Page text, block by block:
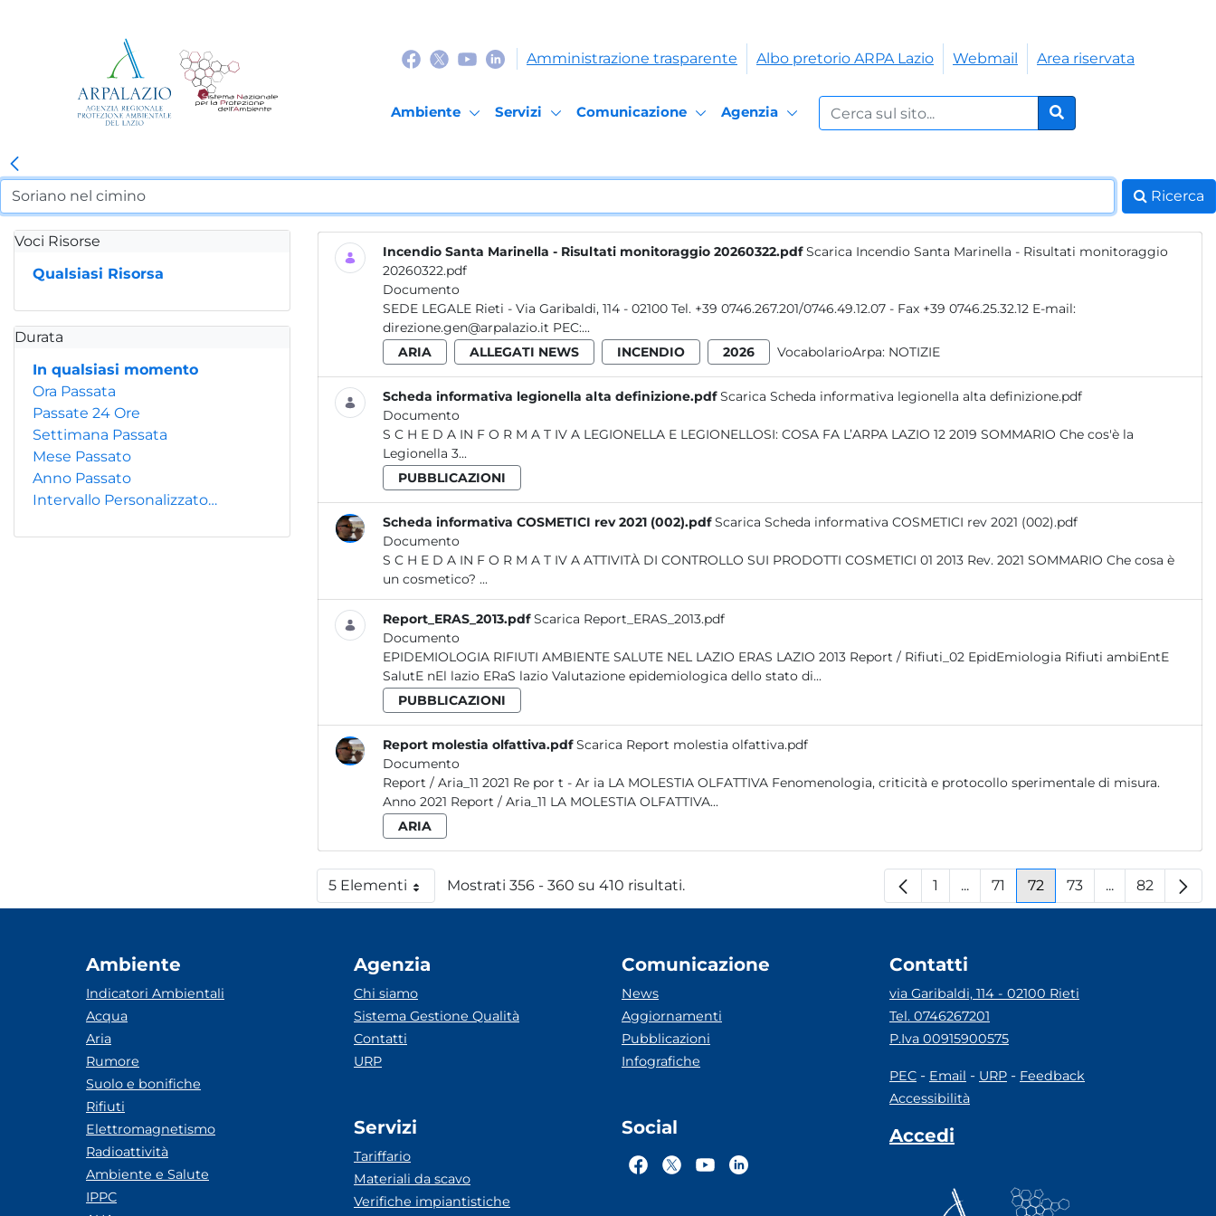
Amministrazione trasparente Albo pretorio ARPA Lazio Webmail Area riservata
Ambiente Servizi Comunicazione Agenzia
Cerca nel sito:
Cerca
Ricerca
Voci Risorse
Qualsiasi Risorsa
Durata
In qualsiasi momento
Ora Passata
Passate 24 Ore
Settimana Passata
Mese Passato
Anno Passato
Intervallo Personalizzato…
Incendio Santa Marinella - Risultati monitoraggio 20260322.pdf Scarica Incendio Santa Marinella - Risultati monitoraggio
20260322.pdf
Documento
SEDE LEGALE Rieti - Via Garibaldi, 114 - 02100 Tel. +39 0746.267.201/0746.49.12.07 - Fax +39 0746.25.32.12 E-mail:
direzione.gen@arpalazio.it PEC:...
ARIA
ALLEGATI NEWS INCENDIO 2026 VocabolarioArpa: NOTIZIE
Scheda informativa legionella alta definizione.pdf Scarica Scheda informativa legionella alta definizione.pdf
Documento
S C H E D A IN F O R M A T IV A LEGIONELLA E LEGIONELLOSI: COSA FA L’ARPA LAZIO 12 2019 SOMMARIO Che cos'è la
Legionella 3...
PUBBLICAZIONI
Scheda informativa COSMETICI rev 2021 (002).pdf
Scarica Scheda informativa COSMETICI rev 2021 (002).pdf
Documento
S C H E D A IN F O R M A T IV A ATTIVITÀ DI CONTROLLO SUI PRODOTTI COSMETICI 01 2013 Rev. 2021 SOMMARIO Che cosa è
un cosmetico? ...
Report_ERAS_2013.pdf Scarica Report_ERAS_2013.pdf
Documento
EPIDEMIOLOGIA RIFIUTI AMBIENTE SALUTE NEL LAZIO ERAS LAZIO 2013 Report / Rifiuti_02 EpidEmiologia Rifiuti ambiEntE
SalutE nEl lazio ERaS lazio Valutazione epidemiologica dello stato di...
PUBBLICAZIONI
Report molestia olfattiva.pdf Scarica Report molestia olfattiva.pdf
Documento
Report / Aria_11 2021 Re por t - Ar ia LA MOLESTIA OLFATTIVA Fenomenologia, criticità e protocollo sperimentale di misura.
Anno 2021 Report / Aria_11 LA MOLESTIA OLFATTIVA...
ARIA
5 ElementiPer paginaMostrati 356 - 360 su 410 risultati. Pagina
1 ...Pagine intermedie
Pagina
71 Pagina
72 Pagina
73 ...PaginePagina
82
Ambiente
Indicatori Ambientali
Acqua
Aria
Rumore
Suolo e bonifiche
Rifiuti
Elettromagnetismo
Radioattività
Ambiente e Salute
IPPC
Agenzia
Chi siamo
Sistema Gestione Qualità
Contatti
URP
Servizi
Tariffario
Materiali da scavo
Verifiche impiantistiche
Comunicazione
News
Aggiornamenti
Pubblicazioni
Infografiche
Social
Contatti
via Garibaldi, 114 - 02100 Rieti
Tel. 0746267201
P.Iva 00915900575
PEC - Email - URP - Feedback
Accessibilità
Accedi